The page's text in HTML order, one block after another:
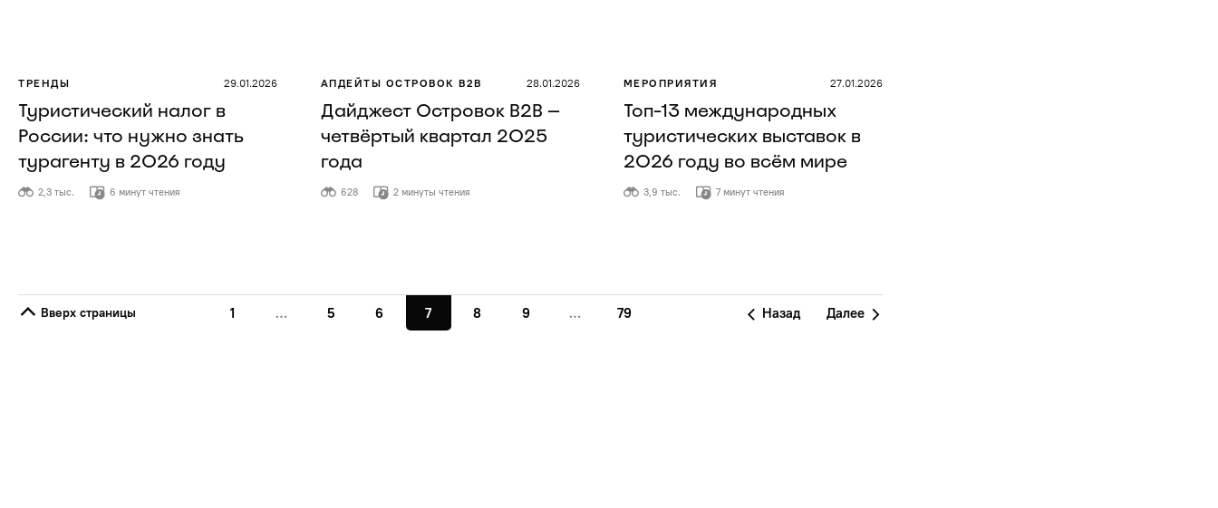
ТРЕНДЫ 29.01.2026
Туристический налог в
России: что нужно знать
турагенту в 2026 году
2,3 тыс. 6 минут чтения
АПДЕЙТЫ ОСТРОВОК B2B 28.01.2026
Дайджест Островок B2B —
четвёртый квартал 2025
года
628 2 минуты чтения
МЕРОПРИЯТИЯ 27.01.2026
Топ-13 международных
туристических выставок в
2026 году во всём мире
3,9 тыс. 7 минут чтения
Вверх страницы Назад Далее
1 … 5 6 7 8 9 … 79